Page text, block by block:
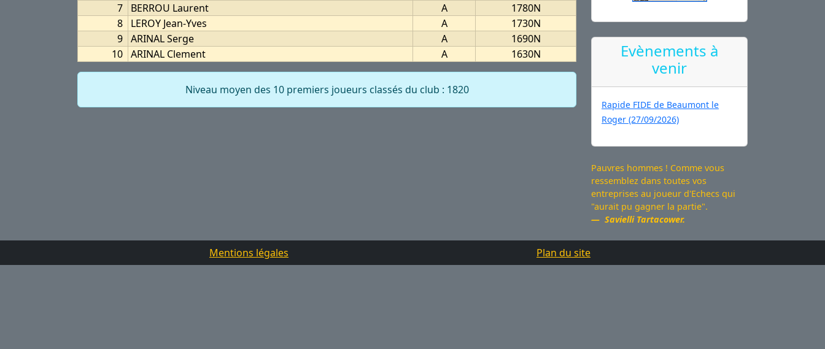
7
BERROU Laurent A
1780N
8
LEROY Jean-Yves A
1730N
9 ARINAL Serge A
1690N
10 ARINAL Clement A 1630N
Niveau moyen des 10 premiers joueurs classés du club : 1820
Evènements à
venir
Rapide FIDE de Beaumont le
Roger (27/09/2026)
Pauvres hommes ! Comme vous
ressemblez dans toutes vos
entreprises au joueur d'Echecs qui
"aurait pu gagner la partie".
Savielli Tartacower.
Mentions légales Plan du site